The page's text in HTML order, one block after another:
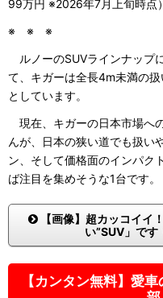
99万円 ※2026年7月上旬時点
※ ※ ※
ルノーのSUVラインナップ
て、キガーは全長4m未満の
としています。
現在、キガーの日本市場へ
んが、日本の狭い道でも扱い
ン、そして価格面のインパク
ば注目を集めそうな1台です。
【画像】超カッコイイ
い”SUV」です
【カンタン無料】愛